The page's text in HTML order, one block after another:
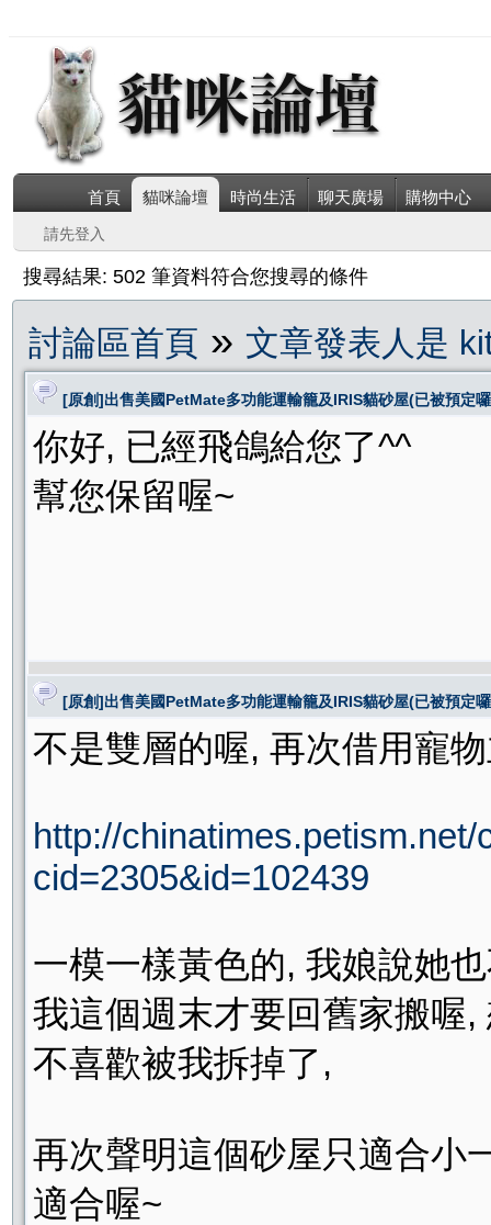
首頁 貓咪論壇 時尚生活 聊天廣場 購物中心
請先登入
搜尋結果: 502 筆資料符合您搜尋的條件
討論區首頁 » 文章發表人是
[原創]出售美國PetMate多功能運輸籠及IRIS貓砂屋(已被預定
你好, 已經飛鴿給您了^^
幫您保留喔~
[原創]出售美國PetMate多功能運輸籠及IRIS貓砂屋(已被預定
不是雙層的喔, 再次借用寵
http://
cid=2305&id=102439
一模一樣黃色的, 我娘說她
我這個週末才要回舊家搬喔
不喜歡被我拆掉了,
再次聲明這個砂屋只適合小
適合喔~